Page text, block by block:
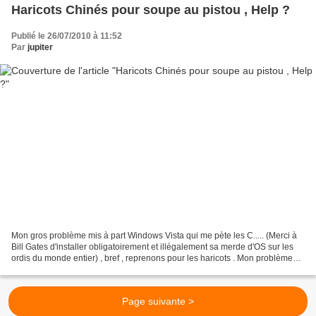
Haricots Chinés pour soupe au pistou , Help ?
Publié le 26/07/2010 à 11:52
Par jupiter
Mon gros problème mis à part Windows Vista qui me pète les C..... (Merci à
Bill Gates d'installer obligatoirement et illégalement sa merde d'OS sur les
ordis du monde entier) , bref , reprenons pour les haricots . Mon problème
Page suivante >